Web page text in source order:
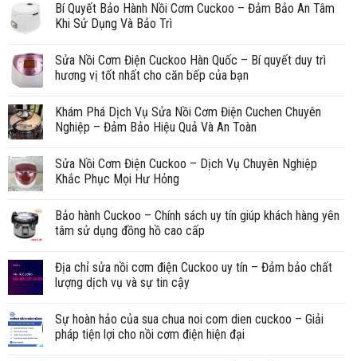
Bí Quyết Bảo Hành Nồi Cơm Cuckoo – Đảm Bảo An Tâm
Khi Sử Dụng Và Bảo Trì
Sửa Nồi Cơm Điện Cuckoo Hàn Quốc – Bí quyết duy trì
hương vị tốt nhất cho căn bếp của bạn
Khám Phá Dịch Vụ Sửa Nồi Cơm Điện Cuchen Chuyên
Nghiệp – Đảm Bảo Hiệu Quả Và An Toàn
Sửa Nồi Cơm Điện Cuckoo – Dịch Vụ Chuyên Nghiệp
Khắc Phục Mọi Hư Hỏng
Bảo hành Cuckoo – Chính sách uy tín giúp khách hàng yên
tâm sử dụng đồng hồ cao cấp
Địa chỉ sửa nồi cơm điện Cuckoo uy tín – Đảm bảo chất
lượng dịch vụ và sự tin cậy
Sự hoàn hảo của sua chua noi com dien cuckoo – Giải
pháp tiện lợi cho nồi cơm điện hiện đại